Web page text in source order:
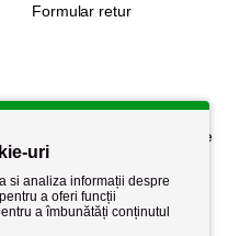
Formular retur
Politica de confidențialitate
Termeni si conditii
uri
si analiza informații despre
a oferi funcții
a îmbunătăți conținutul